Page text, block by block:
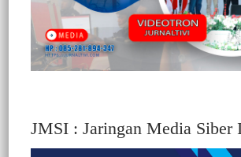
JMSI : Jaringan Media Siber